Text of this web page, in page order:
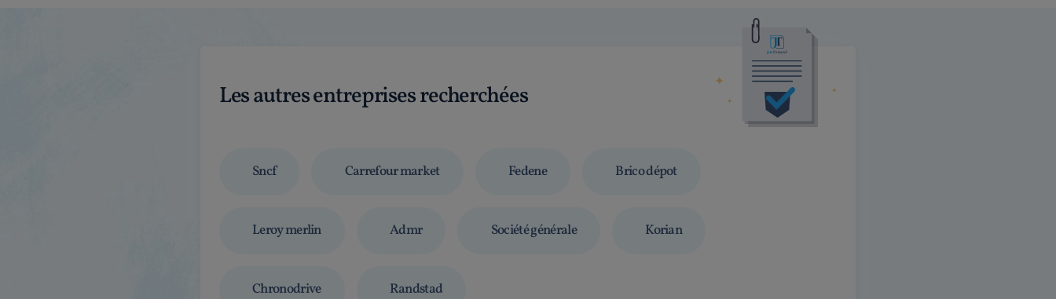
Les autres entreprises recherchées
Sncf Carrefour market Fedene Brico dépot
Leroy merlin Admr Société générale Korian
Chronodrive Randstad